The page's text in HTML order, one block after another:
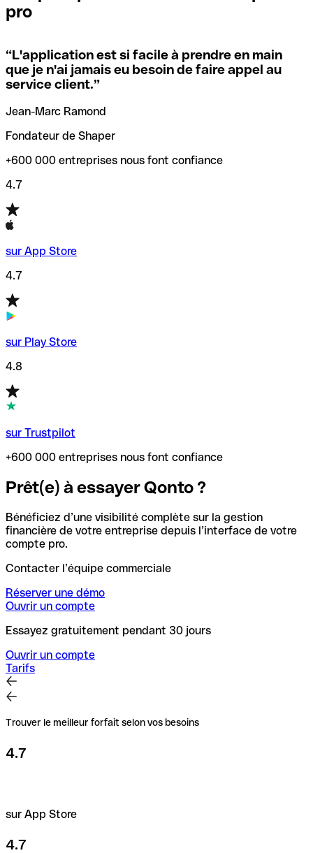
locales.
Si vous n'êtes pas sûr du code SWIFT que vous devriez
utiliser, nous avons développé un outil de recherche de
codes SWIFT par nom de banque.
vérification/recherche de codes SWIFT. Ainsi, vous pouvez
trouver et vérifier vos codes SWIFT avant de réaliser vos
transferts d’argent.
pro
“L'application est si facile à prendre en main
que je n'ai jamais eu besoin de faire appel au
service client.”
Jean-Marc Ramond
Fondateur de Shaper
+600 000 entreprises nous font confiance
4.7
sur App Store
4.7
sur Play Store
4.8
sur Trustpilot
+600 000 entreprises nous font confiance
Prêt(e) à essayer Qonto ?
Bénéficiez d’une visibilité complète sur la gestion
financière de votre entreprise depuis l’interface de votre
compte pro.
Contacter l’équipe commerciale
Réserver une démo
Ouvrir un compte
Essayez gratuitement pendant 30 jours
Ouvrir un compte
Tarifs
Trouver le meilleur forfait selon vos besoins
4.7
sur App Store
4.7